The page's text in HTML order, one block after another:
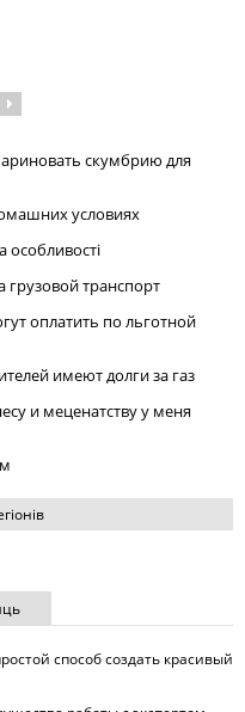
скумбрию для
условиях
особливості
грузовой транспорт
оплатить по льготной
имеют долги за газ
и меценатству у меня
способ создать красивый